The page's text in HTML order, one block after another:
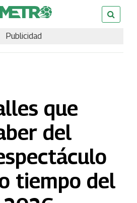
Publicidad
que
del
tiempo del